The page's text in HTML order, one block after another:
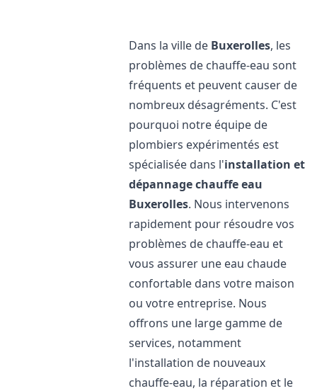
Dans la ville de Buxerolles, les
problèmes de chauffe-eau sont
fréquents et peuvent causer de
nombreux désagréments. C'est
pourquoi notre équipe de
plombiers expérimentés est
spécialisée dans l'installation et
dépannage chauffe eau
Buxerolles. Nous intervenons
rapidement pour résoudre vos
problèmes de chauffe-eau et
vous assurer une eau chaude
confortable dans votre maison
ou votre entreprise. Nous
offrons une large gamme de
services, notamment
l'installation de nouveaux
chauffe-eau, la réparation et le